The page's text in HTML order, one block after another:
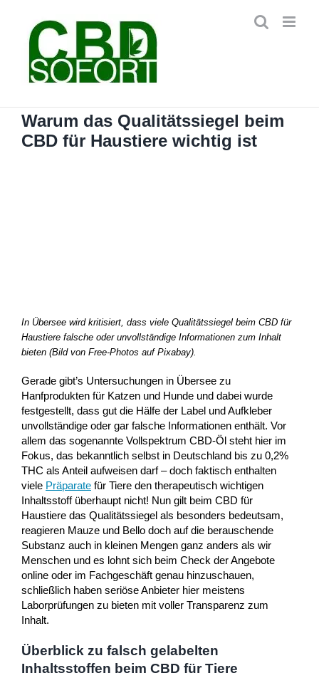
springen
Warum das Qualitätssiegel beim
CBD für Haustiere wichtig ist
In Übersee wird kritisiert, dass viele Qualitätssiegel beim CBD für
Haustiere falsche oder unvollständige Informationen zum Inhalt
bieten (Bild von Free-Photos auf Pixabay).
Gerade gibt’s Untersuchungen in Übersee zu
Hanfprodukten für Katzen und Hunde und dabei wurde
festgestellt, dass gut die Hälfe der Label und Aufkleber
unvollständige oder gar falsche Informationen enthält. Vor
allem das sogenannte Vollspektrum CBD-Öl steht hier im
Fokus, das bekanntlich selbst in Deutschland bis zu 0,2%
THC als Anteil aufweisen darf – doch faktisch enthalten
viele Präparate für Tiere den therapeutisch wichtigen
Inhaltsstoff überhaupt nicht! Nun gilt beim CBD für
Haustiere das Qualitätssiegel als besonders bedeutsam,
reagieren Mauze und Bello doch auf die berauschende
Substanz auch in kleinen Mengen ganz anders als wir
Menschen und es lohnt sich beim Check der Angebote
online oder im Fachgeschäft genau hinzuschauen,
schließlich haben seriöse Anbieter hier meistens
Laborprüfungen zu bieten mit voller Transparenz zum
Inhalt.
Überblick zu falsch gelabelten
Inhaltsstoffen beim CBD für Tiere